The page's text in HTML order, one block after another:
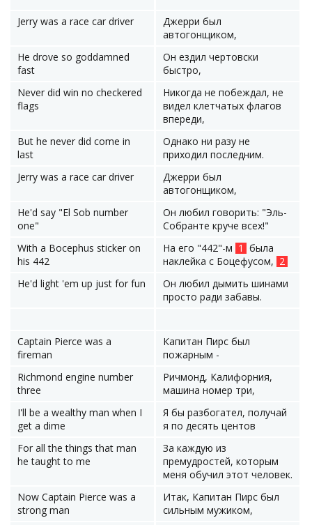
Jerry was a race car driver
Джерри был
автогонщиком,
He drove so goddamned
fast
Он ездил чертовски
быстро,
Never did win no checkered
flags
Никогда не побеждал, не
видел клетчатых флагов
впереди,
But he never did come in
last
Однако ни разу не
приходил последним.
Jerry was a race car driver
Джерри был
автогонщиком,
He'd say "El Sob number
one"
Он любил говорить: "Эль-
Собранте круче всех!"
With a Bocephus sticker on
his 442
На его "442"-м 1 была
наклейка с Боцефусом, 2
He'd light 'em up just for fun
Он любил дымить шинами
просто ради забавы.
Captain Pierce was a
fireman
Капитан Пирс был
пожарным -
Richmond engine number
three
Ричмонд, Калифорния,
машина номер три,
I'll be a wealthy man when I
get a dime
Я бы разбогател, получай
я по десять центов
For all the things that man
he taught to me
За каждую из
премудростей, которым
меня обучил этот человек.
Now Captain Pierce was a
strong man
Итак, Капитан Пирс был
сильным мужиком,